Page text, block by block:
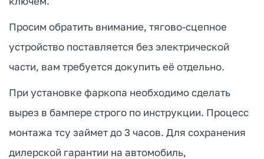
Просим обратить внимание, тягово-сцепное
устройство поставляется без электрической
части, вам требуется докупить её отдельно.
При установке фаркопа необходимо сделать
вырез в бампере строго по инструкции. Процесс
монтажа тсу займет до 3 часов. Для сохранения
дилерской гарантии на автомобиль,